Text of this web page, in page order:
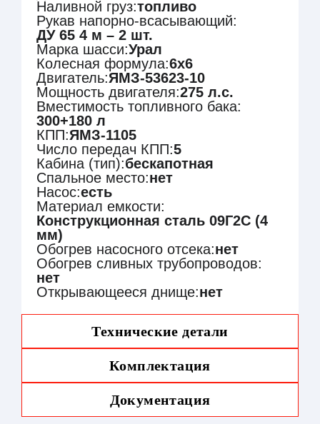
Наливной груз:топливо
Рукав напорно-всасывающий:
ДУ 65 4 м – 2 шт.
Марка шасси:Урал
Колесная формула:6х6
Двигатель:ЯМЗ-53623-10
Мощность двигателя:275 л.с.
Вместимость топливного бака:
300+180 л
КПП:ЯМЗ-1105
Число передач КПП:5
Кабина (тип):бескапотная
Спальное место:нет
Насос:есть
Материал емкости:
Конструкционная сталь 09Г2С (4
мм)
Обогрев насосного отсека:нет
Обогрев сливных трубопроводов:
нет
Открывающееся днище:нет
Технические детали
Форма сечения
цистерны
«чемодан»
Материал цистерны
Конструкционная сталь
09Г2С (4 мм)
Комплектация
Документация